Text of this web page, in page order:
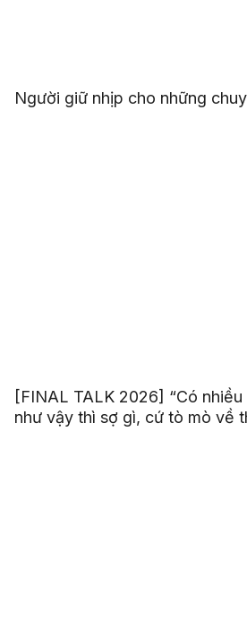
Người giữ nhịp cho những
[FINAL TALK 2026] “Có
như vậy thì sợ gì, cứ tò mò về